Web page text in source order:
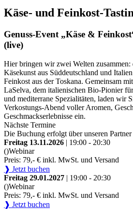
Käse- und Feinkost-
Genuss-Event „Käse &
(live)
Hier bringen wir zwei Welten
Käsekunst aus Süddeutschland und
Feinkost aus der Toskana. Gemeinsam
LaSelva, dem italienischen Bio-Pionier
und mediterrane Spezialitäten, laden wir
Verkostungs-Abend voller Aromen,
Geschmackserlebnisse ein.
Nächste Termine
Die Buchung erfolgt über unseren
Freitag 13.11.2026 | 19:00 - 20:30
()Webinar
Preis: 79,- € inkl. MwSt. und Versand
❱ Jetzt buchen
Freitag 29.01.2027 | 19:00 - 20:30
()Webinar
Preis: 79,- € inkl. MwSt. und Versand
❱ Jetzt buchen